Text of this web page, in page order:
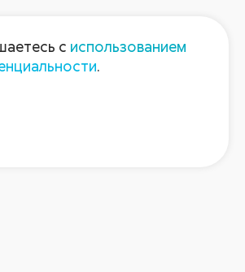
Контакты
с использованием
.